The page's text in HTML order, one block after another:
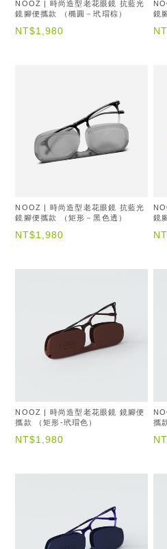
NOOZ | 時尚造型老花眼鏡 抗藍光
鏡腳便攜款 （橢圓－玳瑁棕）
NT$1,980
鏡
NOOZ | 時尚造型老花眼鏡 抗藍光
鏡腳便攜款 （矩形－黑色透）
NT$1,980
鏡
NOOZ | 時尚造型老花眼鏡 鏡腳便
攜款 （矩形-玳瑁色）
NT$1,980
攜